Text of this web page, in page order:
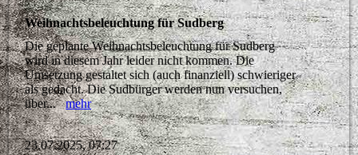
Weihnachtsbeleuchtung für Sudberg
Die geplante Weihnachtsbeleuchtung für Sudberg
wird in diesem Jahr leider nicht kommen. Die
Umsetzung gestaltet sich (auch finanziell) schwieriger
als gedacht. Die Sudbürger werden nun versuchen,
über...mehr
23.07.2025, 07:27